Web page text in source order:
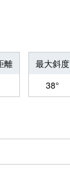
離
最大斜度
38°